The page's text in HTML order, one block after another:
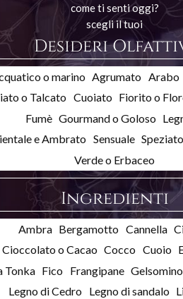
come ti senti oggi?
scegli il tuoi
Desideri
o marino Agrumato Arabo
o Talcato Cuoiato Fiorito o
Fumè Gourmand o Goloso
e Ambrato Sensuale Speziato
Verde o Erbaceo
Ingredienti
Ambra Bergamotto Cannella
Cioccolato o Cacao Cocco Cuoio
Tonka Fico Frangipane Gelsomino
Legno di Cedro Legno di sandalo